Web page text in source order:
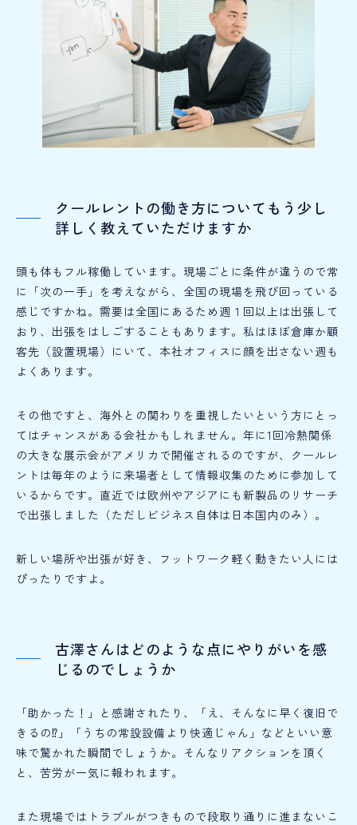
クールレントの働き方についてもう少し
詳しく教えていただけますか
頭も体もフル稼働しています。現場ごとに条件が違うので常
に「次の一手」を考えながら、全国の現場を飛び回っている
感じですかね。需要は全国にあるため週１回以上は出張して
おり、出張をはしごすることもあります。私はほぼ倉庫か顧
客先（設置現場）にいて、本社オフィスに顔を出さない週も
よくあります。
その他ですと、海外との関わりを重視したいという方にとっ
てはチャンスがある会社かもしれません。年に1回冷熱関係
の大きな展示会がアメリカで開催されるのですが、クールレ
ントは毎年のように来場者として情報収集のために参加して
いるからです。直近では欧州やアジアにも新製品のリサーチ
で出張しました（ただしビジネス自体は日本国内のみ）。
新しい場所や出張が好き、フットワーク軽く動きたい人には
ぴったりですよ。
古澤さんはどのような点にやりがいを感
じるのでしょうか
「助かった！」と感謝されたり、「え、そんなに早く復旧で
きるの⁉」「うちの常設設備より快適じゃん」などといい意
味で驚かれた瞬間でしょうか。そんなリアクションを頂く
と、苦労が一気に報われます。
また現場ではトラブルがつきもので段取り通りに進まないこ